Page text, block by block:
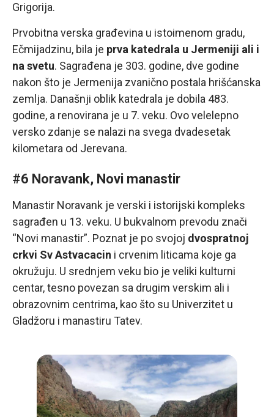
Grigorija.
Prvobitna verska građevina u istoimenom gradu,
Ečmijadzinu, bila je prva katedrala u Jermeniji ali i
na svetu. Sagrađena je 303. godine, dve godine
nakon što je Jermenija zvanično postala hrišćanska
zemlja. Današnji oblik katedrala je dobila 483.
godine, a renovirana je u 7. veku. Ovo velelepno
versko zdanje se nalazi na svega dvadesetak
kilometara od Jerevana.
#6 Noravank, Novi manastir
Manastir Noravank je verski i istorijski kompleks
sagrađen u 13. veku. U bukvalnom prevodu znači
“Novi manastir”. Poznat je po svojoj dvospratnoj
crkvi Sv Astvacacin i crvenim liticama koje ga
okružuju. U srednjem veku bio je veliki kulturni
centar, tesno povezan sa drugim verskim ali i
obrazovnim centrima, kao što su Univerzitet u
Gladžoru i manastiru Tatev.